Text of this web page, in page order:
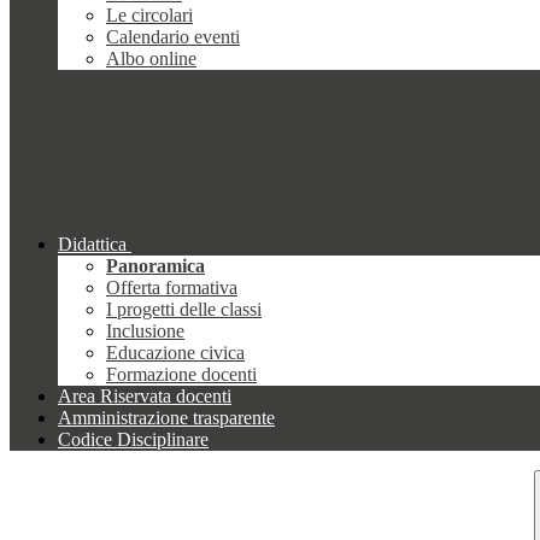
Le circolari
Calendario eventi
Albo online
Didattica
Panoramica
Offerta formativa
I progetti delle classi
Inclusione
Educazione civica
Formazione docenti
Area Riservata docenti
Amministrazione trasparente
Codice Disciplinare